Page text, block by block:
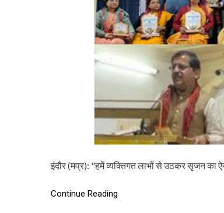
इंदौर (मप्र): "हमें व्यक्तिगत लाभों से उठकर सृजन का
Continue Reading